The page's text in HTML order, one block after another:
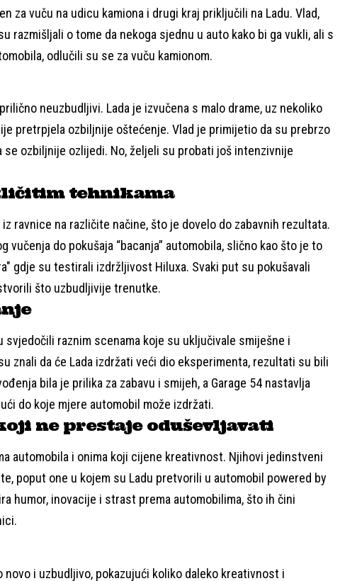
za vuču na udicu kamiona i drugi kraj priključili na Ladu. Vlad,
razmišljali o tome da nekoga sjednu u auto kako bi ga vukli, ali s
odlučili su se za vuču kamionom.
neuzbudljivi. Lada je izvučena s malo drame, uz nekoliko
pretrpjela ozbiljnije oštećenje. Vlad je primijetio da su prebrzo
se ozbiljnije ozlijedi. No, željeli su probati još intenzivnije
tehnikama
ravnice na različite načine, što je dovelo do zabavnih rezultata.
vučenja do pokušaja “bacanja” automobila, slično kao što je to
gdje su testirali izdržljivost Hiluxa. Svaki put su pokušavali
što uzbudljivije trenutke.
raznim scenama koje su uključivale smiješne i
znali da će Lada izdržati veći dio eksperimenta, rezultati su bili
bila je prilika za zabavu i smijeh, a Garage 54 nastavlja
do koje mjere automobil može izdržati.
ne prestaje oduševljavati
automobila i onima koji cijene kreativnost. Njihovi jedinstveni
poput one u kojem su Ladu pretvorili u automobil powered by
humor, inovacije i strast prema automobilima, što ih čini
i uzbudljivo, pokazujući koliko daleko kreativnost i